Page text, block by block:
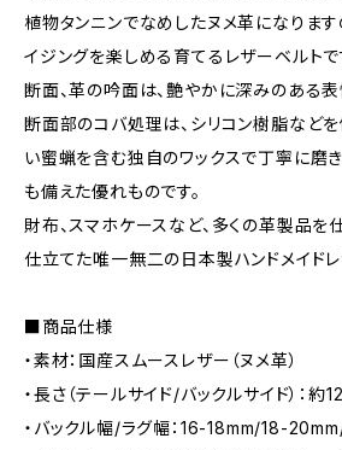
植物タンニンでなめしたヌメ革になります
イジングを楽しめる育てるレザーベルトで
断面、革の吟面は、艶やかに深みのある表
断面部のコバ処理は、シリコン樹脂など
い蜜蝋を含む独自のワックスで丁寧に磨
も備えた優れものです。
財布、スマホケースなど、多くの革製品を
仕立てた唯一無二の日本製ハンドメイドレ
■商品仕様
・素材：国産スムースレザー（ヌメ革）
・長さ（テールサイド/バックルサイド）：
・バックル幅/ラグ幅：16-18mm/18-